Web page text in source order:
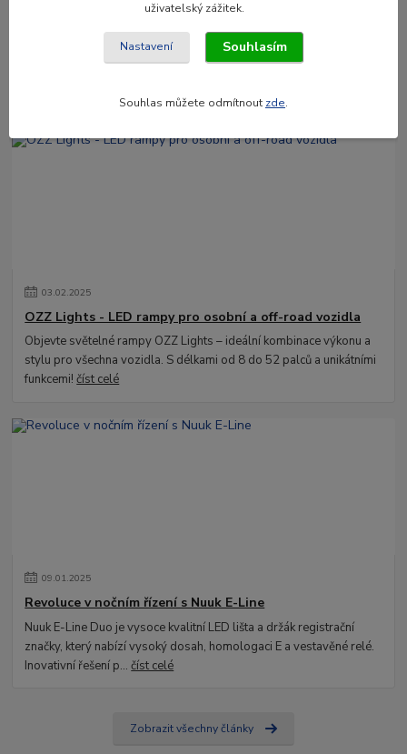
Osvětlení LEDSON v Enatruck.cz
Hledáte kvalitní a spolehlivé LED osvětlení pro své vozidlo? Ať už
číst celé
03.02.2025
OZZ Lights - LED rampy pro osobní a off-road vozidla
Objevte světelné rampy OZZ Lights – ideální kombinace výkonu a
stylu pro všechna vozidla. S délkami od 8 do 52 palců a unikátními
funkcemi!číst celé
09.01.2025
Revoluce v nočním řízení s Nuuk E-Line
Nuuk E-Line Duo je vysoce kvalitní LED lišta a držák registrační
značky, který nabízí vysoký dosah, homologaci E a vestavěné relé.
Inovativní řešení p...číst celé
Zobrazit všechny články
uživatelský zážitek.
Nastavení Souhlasím
Souhlas můžete odmítnout zde.